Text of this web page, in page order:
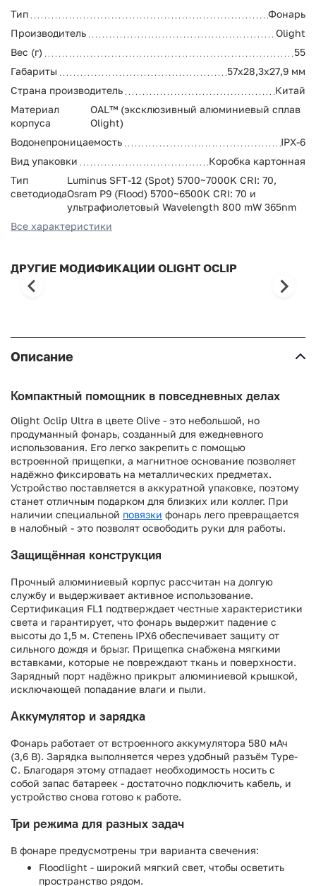
Тип
Фонарь
Производитель
Olight
Вес (г)
55
Габариты
57х28,3х27,9 мм
Страна производитель
Китай
Материал
корпуса
OAL™ (эксклюзивный алюминиевый сплав
Olight)
Водонепроницаемость
IPX-6
Вид упаковки
Коробка картонная
Тип
светодиода
Luminus SFT-12 (Spot) 5700~7000K CRI: 70,
Osram P9 (Flood) 5700~6500K CRI: 70 и
ультрафиолетовый Wavelength 800 mW 365nm
Все характеристики
ДРУГИЕ МОДИФИКАЦИИ OLIGHT OCLIP
Описание
Компактный помощник в повседневных делах
Olight Oclip Ultra в цвете Olive - это небольшой, но
продуманный фонарь, созданный для ежедневного
использования. Его легко закрепить с помощью
встроенной прищепки, а магнитное основание позволяет
надёжно фиксировать на металлических предметах.
Устройство поставляется в аккуратной упаковке, поэтому
станет отличным подарком для близких или коллег. При
наличии специальной повязки фонарь лего превращается
в налобный - это позволят освободить руки для работы.
Защищённая конструкция
Прочный алюминиевый корпус рассчитан на долгую
службу и выдерживает активное использование.
Сертификация FL1 подтверждает честные характеристики
света и гарантирует, что фонарь выдержит падение с
высоты до 1,5 м. Степень IPX6 обеспечивает защиту от
сильного дождя и брызг. Прищепка снабжена мягкими
вставками, которые не повреждают ткань и поверхности.
Зарядный порт надёжно прикрыт алюминиевой крышкой,
исключающей попадание влаги и пыли.
Аккумулятор и зарядка
Фонарь работает от встроенного аккумулятора 580 мАч
(3,6 В). Зарядка выполняется через удобный разъём Type-
C. Благодаря этому отпадает необходимость носить с
собой запас батареек - достаточно подключить кабель, и
устройство снова готово к работе.
Три режима для разных задач
В фонаре предусмотрены три варианта свечения:
Floodlight - широкий мягкий свет, чтобы осветить
пространство рядом.